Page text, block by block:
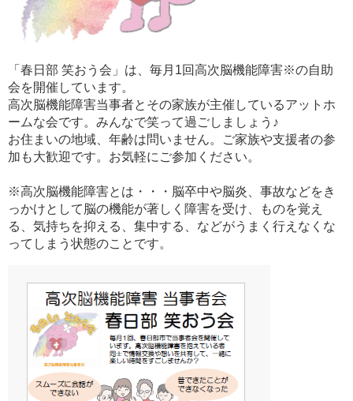
「春日部 笑おう会」は、毎月1回高次脳機能障害※の自助
会を開催しています。
高次脳機能障害当事者とその家族が主催しているアットホ
ームな会です。みんなで笑って過ごしましょう♪
お住まいの地域、年齢は問いません。ご家族や支援者の参
加も大歓迎です。お気軽にご参加ください。
※高次脳機能障害とは・・・脳卒中や脳炎、事故などをき
っかけとして脳の機能が著しく障害を受け、ものを覚え
る、気持ちを抑える、集中する、などがうまく行えなくな
ってしまう状態のことです。